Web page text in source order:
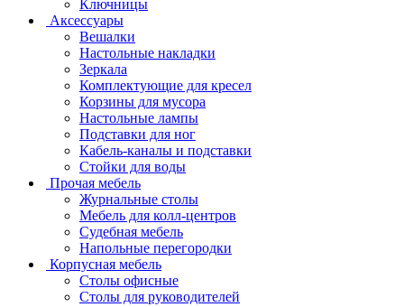
Ключницы
Аксессуары
Вешалки
Настольные накладки
Зеркала
Комплектующие для кресел
Корзины для мусора
Настольные лампы
Подставки для ног
Кабель-каналы и подставки
Стойки для воды
Прочая мебель
Журнальные столы
Мебель для колл-центров
Судебная мебель
Напольные перегородки
Корпусная мебель
Столы офисные
Столы для руководителей